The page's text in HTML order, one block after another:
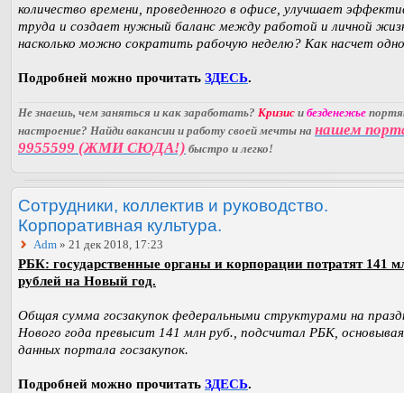
количество времени, проведенного в офисе, улучшает
труда и создает нужный баланс между работой и личной
насколько можно сократить рабочую неделю? Как насчет
Подробней можно прочитать ЗДЕСЬ.
Не знаешь, чем заняться и как заработать? Кризис и безденежье
настроение? Найди вакансии и работу своей мечты на нашем
9955599 (ЖМИ СЮДА!) быстро и легко!
Сотрудники, коллектив и руководство.
Корпоративная культура.
Adm » 21 дек 2018, 17:23
РБК: государственные органы и корпорации потратят 141
рублей на Новый год.
Общая сумма госзакупок федеральными структурами на
Нового года превысит 141 млн руб., подсчитал РБК,
данных портала госзакупок.
Подробней можно прочитать ЗДЕСЬ.